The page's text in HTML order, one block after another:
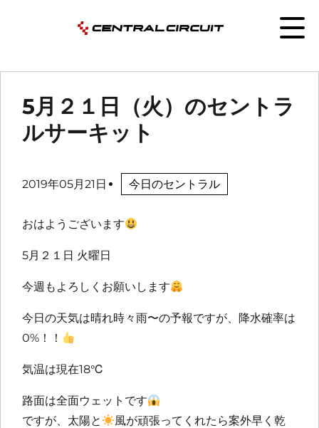
5月２１日（火）のセントラ
ルサーキット
2019年05月21日 今日のセントラル
おはようございます
5月２１日 火曜日
今週もよろしくお願いします
今日の天気は晴れ時々雨〜の予報ですが、降水確率は
0%！！
気温は現在18℃
路面は全面ウェットです
ですが、太陽と
風が頑張ってくれたら案外早く乾